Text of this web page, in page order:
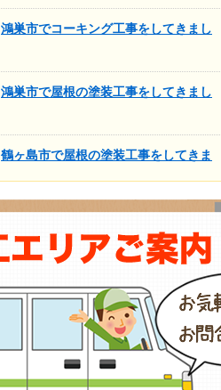
鴻巣市でコーキング工事をしてきまし
鴻巣市で屋根の塗装工事をしてきまし
鶴ヶ島市で屋根の塗装工事をしてきま
もっと見る>>>